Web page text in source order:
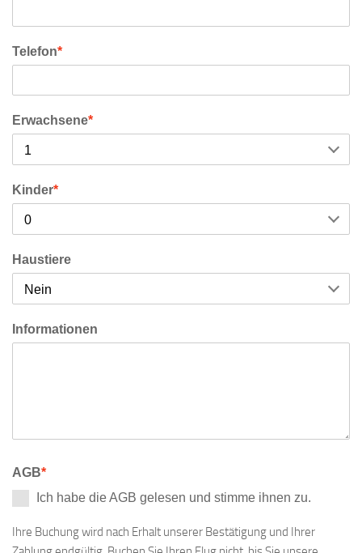
Ihre Buchung wird nach Erhalt unserer Bestätigung und Ihrer